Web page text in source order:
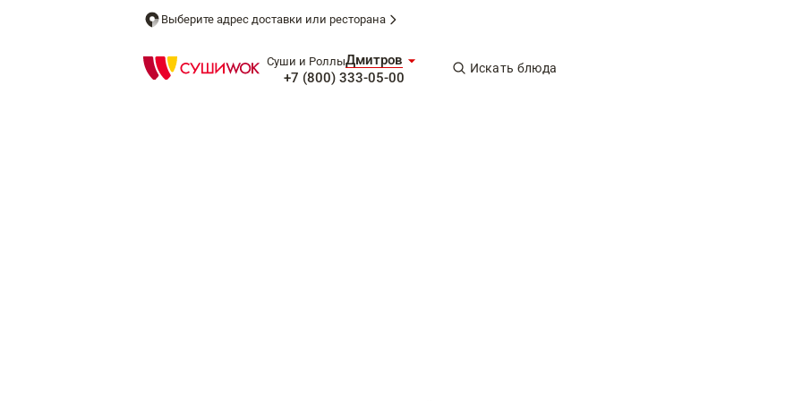
Выберите адрес доставки или ресторана
Суши и РоллыДмитров
+7 (800) 333-05-00
Искать блюда